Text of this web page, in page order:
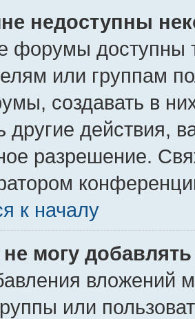
недоступны
форумы доступны
или группам
создавать в
другие действия,
разрешение.
к началу
могу
вложений
или